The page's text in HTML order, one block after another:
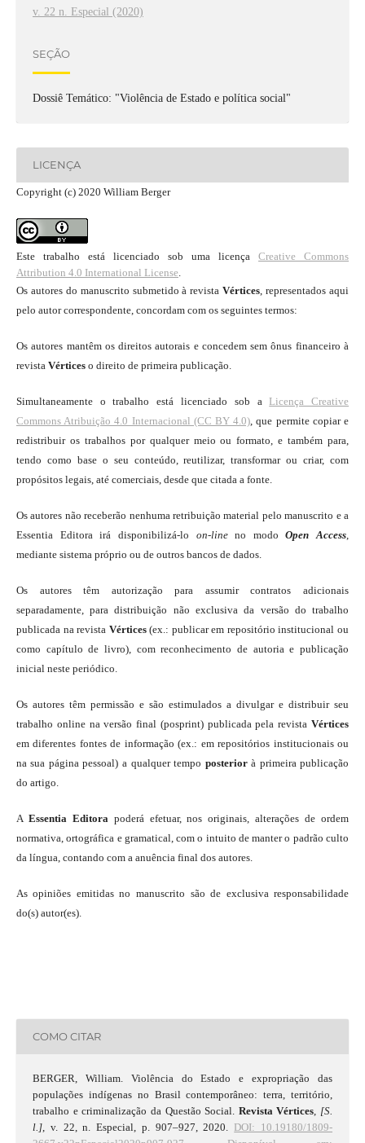
v. 22 n. Especial (2020)
SEÇÃO
Dossiê Temático: "Violência de Estado e política social"
LICENÇA
Copyright (c) 2020 William Berger
Este trabalho está licenciado sob uma licençaCreative Commons
Attribution 4.0 International License
Os autores do manuscrito submetido à revistaVértices , representados aqui
pelo autor correspondente, concordam com os seguintes termos:
Os autores mantêm os direitos autorais e concedem sem ônus financeiro à
revista Vértices o direito de primeira publicação.
Simultaneamente o trabalho está licenciado sob a Licença Creative
Commons Atribuição 4.0 Internacional (CC BY 4.0) , que permite copiar e
redistribuir os trabalhos por qualquer meio ou formato, e também para,
tendo como base o seu conteúdo, reutilizar, transformar ou criar, com
propósitos legais, até comerciais, desde que citada a fonte.
Os autores não receberão nenhuma retribuição material pelo manuscrito e a
Essentia Editora irá disponibilizá-lo on-lineno modoOpen Access
mediante sistema próprio ou de outros bancos de dados.
Os autores têm autorização para assumir contratos adicionais
separadamente, para distribuição não exclusiva da versão do trabalho
publicada na revista Vértices(ex.: publicar em repositório institucional ou
como capítulo de livro), com reconhecimento de autoria e publicação
inicial neste periódico.
Os autores têm permissão e são estimulados a divulgar e distribuir seu
trabalho online na versão final (posprint) publicada pela revistaVértices
em diferentes fontes de informação (ex.: em repositórios institucionais ou
na sua página pessoal) a qualquer tempo posteriorà primeira publicação
do artigo.
A Essentia Editora poderá efetuar, nos originais, alterações de ordem
normativa, ortográfica e gramatical, com o intuito de manter o padrão culto
da língua, contando com a anuência final dos autores.
As opiniões emitidas no manuscrito são de exclusiva responsabilidade
do(s) autor(es).
COMO CITAR
BERGER, William. Violência do Estado e expropriação das
populações indígenas no Brasil contemporâneo: terra, território,
trabalho e criminalização da Questão Social. Revista Vértices [S.
l.], v. 22, n. Especial, p. 907–927, 2020. DOI: 10.19180/1809-